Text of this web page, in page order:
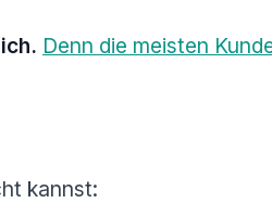
Denn die meisten
kannst: